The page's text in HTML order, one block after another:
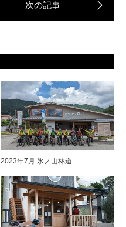
2023年7月 氷ノ山林道